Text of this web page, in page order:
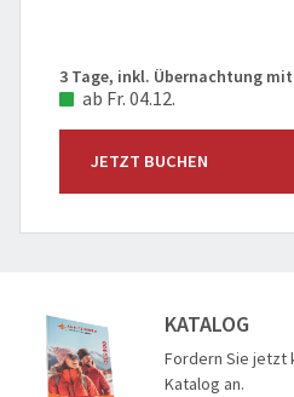
3 Tage, inkl. Übernachtung
ab Fr. 04.12.
JETZT BUCHEN
KATALOG
Fordern Sie jetzt
Katalog an.